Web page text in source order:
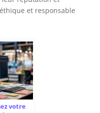
et responsable
votre